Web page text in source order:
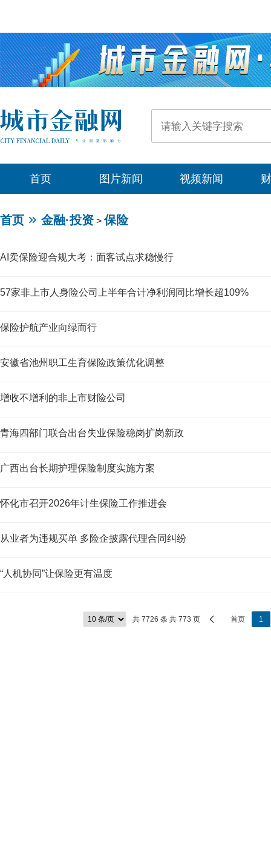
首页 图片新闻 视频新闻
首页 金融·投资 >保险
AI卖保险迎合规大考：面客试点求稳慢行
57家非上市人身险公司上半年合计净利润同比增长超109%
保险护航产业向绿而行
安徽省池州职工生育保险政策优化调整
增收不增利的非上市财险公司
青海四部门联合出台失业保险稳岗扩岗新政
广西出台长期护理保险制度实施方案
怀化市召开2026年计生保险工作推进会
从业者为违规买单 多险企披露代理合同纠纷
“人机协同”让保险更有温度
共 7726 条 共 773 页 首页 1